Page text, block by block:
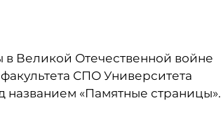
Великой Отечественной войне
СПО Университета
«Памятные страницы».